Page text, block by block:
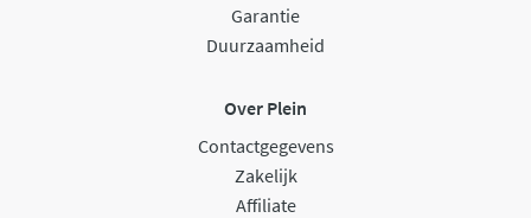
Garantie
Duurzaamheid
Over Plein
Contactgegevens
Zakelijk
Affiliate